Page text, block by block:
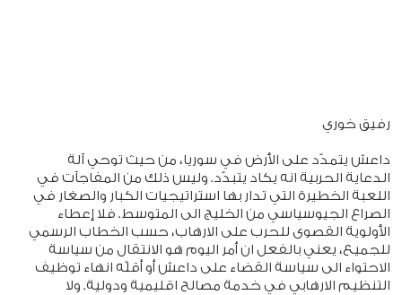
رفيق خوري
داعش يتمدّد على الأرض في سوريا، من حيث توحي آلة
الدعاية الحربية انه يكاد يتبدّد. وليس ذلك من المفاجآت في
اللعبة الخطيرة التي تدار بها استراتيجيات الكبار والصغار في
الصراع الجيوسياسي من الخليج الى المتوسط. فلا إعطاء
الأولوية القصوى للحرب على الارهاب، حسب الخطاب الرسمي
للجميع، يعني بالفعل ان أمر اليوم هو الانتقال من سياسة
الاحتواء الى سياسة القضاء على داعش أو أقلّه انهاء توظيف
التنظيم الارهابي في خدمة مصالح اقليمية ودولية. ولا